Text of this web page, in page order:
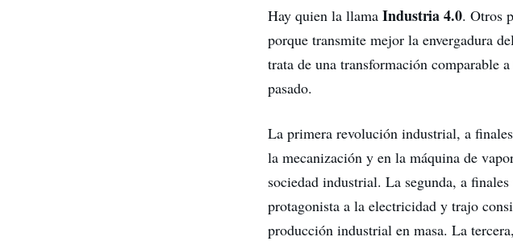
Hay quien la llamaIndustria 4.0. Otros
porque transmite mejor la envergadura
trata de una transformación comparable
pasado.
La primera revolución industrial, a
la mecanización y en la máquina de
sociedad industrial. La segunda, a
protagonista a la electricidad y trajo
producción industrial en masa. La